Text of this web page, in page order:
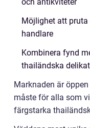
Möjlighet att
handlare
Kombinera fynd
thailändska
Marknaden är
måste för alla som
färgstarka